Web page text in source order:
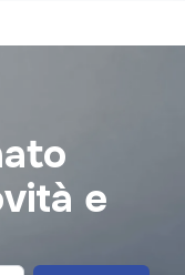
e